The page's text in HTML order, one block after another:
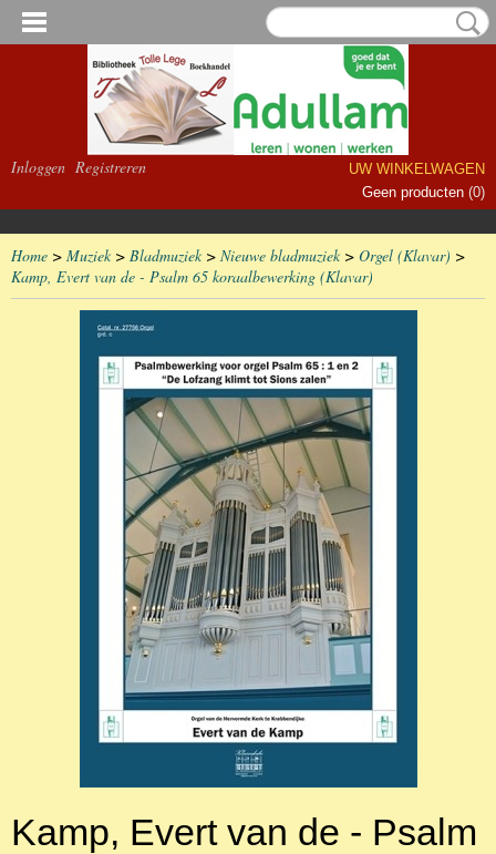
Inloggen Registreren
UW WINKELWAGEN
Geen producten (0)
Home > Muziek> Bladmuziek> Nieuwe bladmuziek> Orgel (Klavar) >
Kamp, Evert van de - Psalm 65 koraalbewerking (Klavar)
Kamp, Evert van de - Psalm